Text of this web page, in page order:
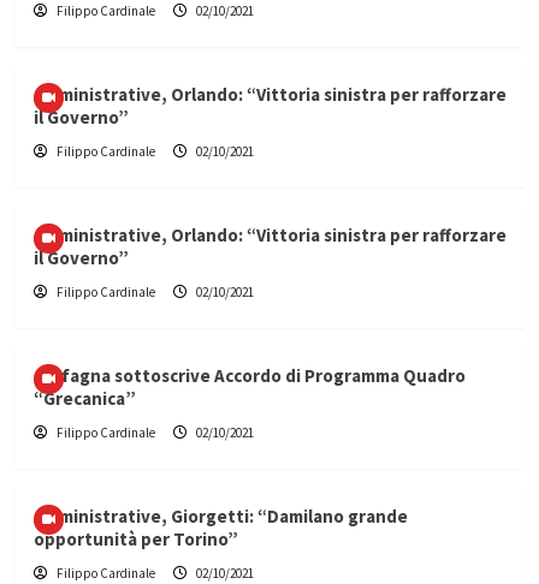
Filippo Cardinale 02/10/2021
Amministrative, Orlando: “Vittoria sinistra per rafforzare
il Governo”
Filippo Cardinale 02/10/2021
Amministrative, Orlando: “Vittoria sinistra per rafforzare
il Governo”
Filippo Cardinale 02/10/2021
Carfagna sottoscrive Accordo di Programma Quadro
“Grecanica”
Filippo Cardinale 02/10/2021
Amministrative, Giorgetti: “Damilano grande
opportunità per Torino”
Filippo Cardinale 02/10/2021